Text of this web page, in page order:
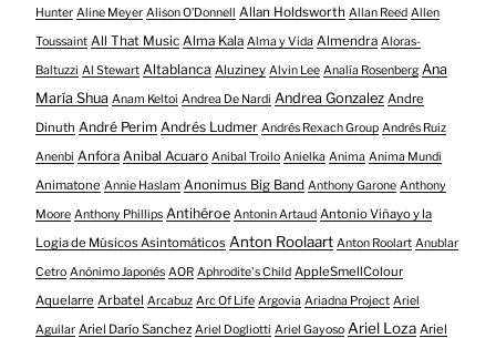
Hunter Aline Meyer Alison O​’​Donnell Allan Holdsworth Allan Reed Allen
Toussaint All That Music Alma Kala Alma y Vida Almendra Aloras-
Baltuzzi Al Stewart Altablanca Aluziney Alvin Lee Analía Rosenberg Ana
María Shua Anam Keltoi Andrea De Nardi Andrea Gonzalez Andre
Dinuth André Perim Andrés Ludmer Andrés Rexach Group Andrés Ruiz
Anenbi Anfora Anibal Acuaro Anibal Troilo Anielka Anima Anima Mundi
Animatone Annie Haslam Anonimus Big Band Anthony Garone Anthony
Moore Anthony Phillips Antihéroe Antonin Artaud Antonio Viñayo y la
Logia de Músicos Asintomáticos Anton Roolaart Anton Roolart Anublar
Cetro Anónimo Japonés AOR Aphrodite's Child AppleSmellColour
Aquelarre Arbatel Arcabuz Arc Of Life Argovia Ariadna Project Ariel
Aguilar Ariel Darío Sanchez Ariel Dogliotti Ariel Gayoso Ariel Loza Ariel